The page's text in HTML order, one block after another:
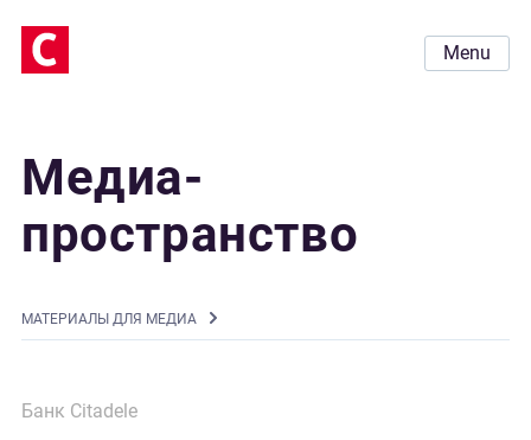
Menu
Медиа-
пространство
MАТЕРИАЛЫ ДЛЯ МЕДИА
Банк Citadele